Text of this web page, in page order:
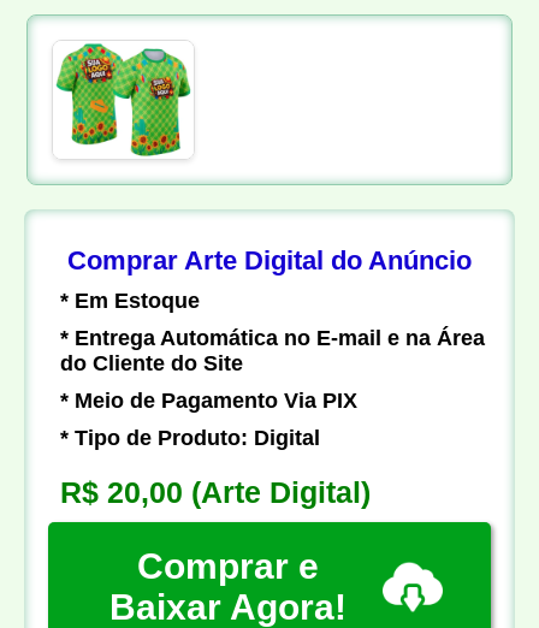
Comprar Arte Digital do Anúncio
* Em Estoque
* Entrega Automática no E-mail e na Área
do Cliente do Site
* Meio de Pagamento Via PIX
* Tipo de Produto: Digital
R$ 20,00 (Arte Digital)
Comprar e
Baixar Agora!